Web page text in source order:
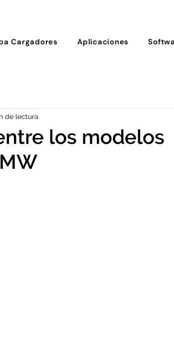
Cargadores Aplicaciones
los modelos
de lectura